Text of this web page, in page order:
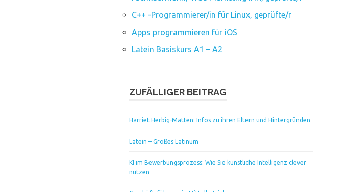
C++ -Programmierer/in für Linux, geprüfte/r
Apps programmieren für iOS
Latein Basiskurs A1 – A2
ZUFÄLLIGER BEITRAG
Harriet Herbig-Matten: Infos zu ihren Eltern und Hintergründen
Latein – Großes Latinum
KI im Bewerbungsprozess: Wie Sie künstliche Intelligenz clever
nutzen